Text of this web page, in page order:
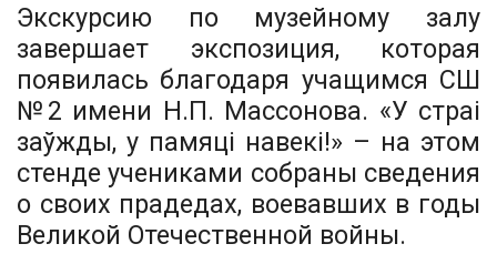
Экскурсию по музейному залу
завершает экспозиция, которая
появилась благодаря учащимся СШ
№2 имени Н.П. Массонова. «У страі
заўжды, у памяці навекі!» – на этом
стенде учениками собраны сведения
о своих прадедах, воевавших в годы
Великой Отечественной войны.